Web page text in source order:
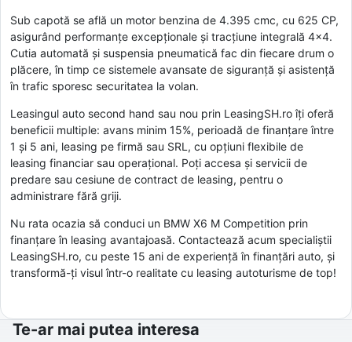
Sub capotă se află un motor benzina de 4.395 cmc, cu 625 CP,
asigurând performanțe excepționale și tracțiune integrală 4x4.
Cutia automată și suspensia pneumatică fac din fiecare drum o
plăcere, în timp ce sistemele avansate de siguranță și asistență
în trafic sporesc securitatea la volan.
Leasingul auto second hand sau nou prin LeasingSH.ro îți oferă
beneficii multiple: avans minim 15%, perioadă de finanțare între
1 și 5 ani, leasing pe firmă sau SRL, cu opțiuni flexibile de
leasing financiar sau operațional. Poți accesa și servicii de
predare sau cesiune de contract de leasing, pentru o
administrare fără griji.
Nu rata ocazia să conduci un BMW X6 M Competition prin
finanțare în leasing avantajoasă. Contactează acum specialiștii
LeasingSH.ro, cu peste 15 ani de experiență în finanțări auto, și
transformă-ți visul într-o realitate cu leasing autoturisme de top!
Te-ar mai putea interesa